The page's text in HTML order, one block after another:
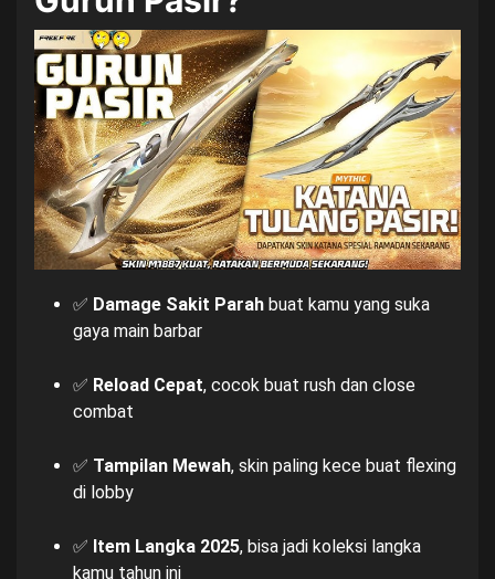
✅ Damage Sakit Parah buat kamu yang suka
gaya main barbar
✅ Reload Cepat, cocok buat rush dan close
combat
✅ Tampilan Mewah, skin paling kece buat flexing
di lobby
✅ Item Langka 2025, bisa jadi koleksi langka
kamu tahun ini